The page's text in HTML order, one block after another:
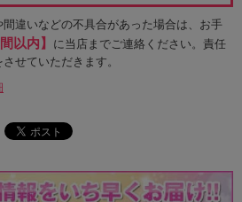
違いなどの不具合があった場合は、お手
以内】
に当店までご連絡ください。責任
せていただきます。